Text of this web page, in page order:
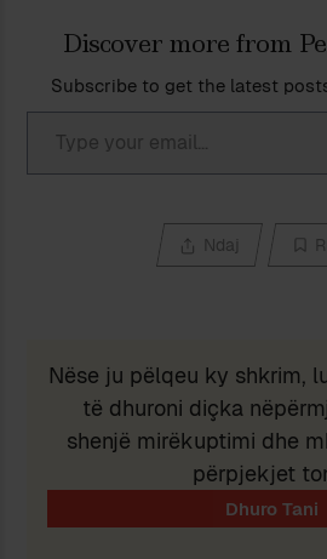
Discover more from
Subscribe to get the latest
Type your email…
Ndaj
Nëse ju pëlqeu ky shkrim,
të dhuroni diçka
shenjë mirëkuptimi dhe
përpjekjet